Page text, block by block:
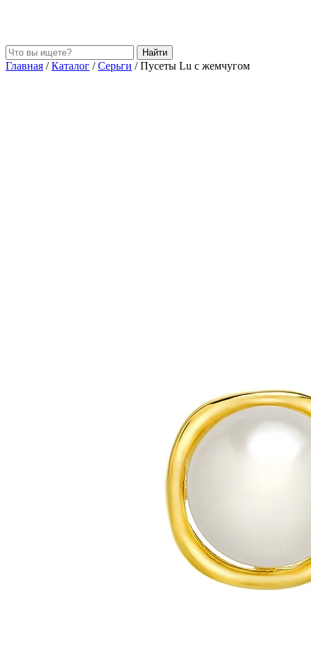
Найти
Главная / Каталог / Серьги / Пусеты Lu с жемчугом